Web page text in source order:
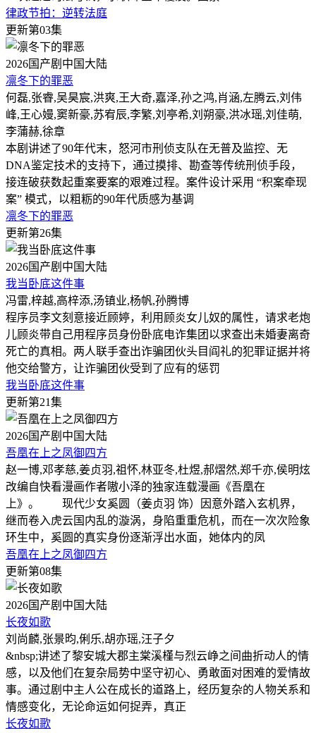
律政节拍：逆转法庭
更新第03集
2026国产剧 中国大陆
凛冬下的罪恶
何磊,张睿,吴昊宸,洪爽,王大奇,嘉泽,孙之鸿,肖涵,左腾云,刘伟
峰,王心嫚,窦新豪,苏宥辰,李繁,刘亭希,刘朔豪,洪冰瑶,刘佳萌,
李蒲赫,徐章
本剧讲述了90年代末，怒河市刑侦支队在无普及监控、无
DNA鉴定技术的支持下，通过摸排、勘查等传统刑侦手段，
接连破获数起重案要案的艰难过程。案件设计采用 “积案牵现
案” 模式，以粗粝的90年代质感为基调
凛冬下的罪恶
更新第26集
2026国产剧 中国大陆
我当卧底这件事
冯雷,梓越,高梓添,汤镇业,杨帆,孙腾博
程序员李文刻意接近顾婷，利用顾炎女儿奴的属性，请求老炮
儿顾炎带自己用程序员身份卧底电诈集团以求查出未婚妻离奇
死亡的真相。两人联手查出诈骗团伙头目阎礼的犯罪证据并将
他交给警方，让诈骗团伙受到了应有的惩罚
我当卧底这件事
更新第21集
2026国产剧 中国大陆
吾凰在上之凤御四方
赵一博,邓孝慈,姜贞羽,祖怀,林亚冬,杜煜,郝熠然,郑千亦,侯明炫
改编自快看漫画作者嗷小泽的独家连载漫画《吾凰在
上》。 现代少女奚圆（姜贞羽 饰）因意外踏入玄机界，
继而卷入虎云国内乱的漩涡，身陷重重危机，而在一次次险象
环生中，奚圆的真实身份逐渐浮出水面，她体内的凤
吾凰在上之凤御四方
更新第08集
2026国产剧 中国大陆
长夜如歌
刘尚麟,张景昀,俐乐,胡亦瑶,汪子夕
&nbsp;讲述了黎安城大郡主棠溪槿与烈云峥之间曲折动人的情
感，以及他们在复杂局势中坚守初心、勇敢面对困难的爱情故
事。通过剧中主人公在成长的道路上，经历复杂的人物关系和
情感变化，无论命运如何捉弄，真正
长夜如歌